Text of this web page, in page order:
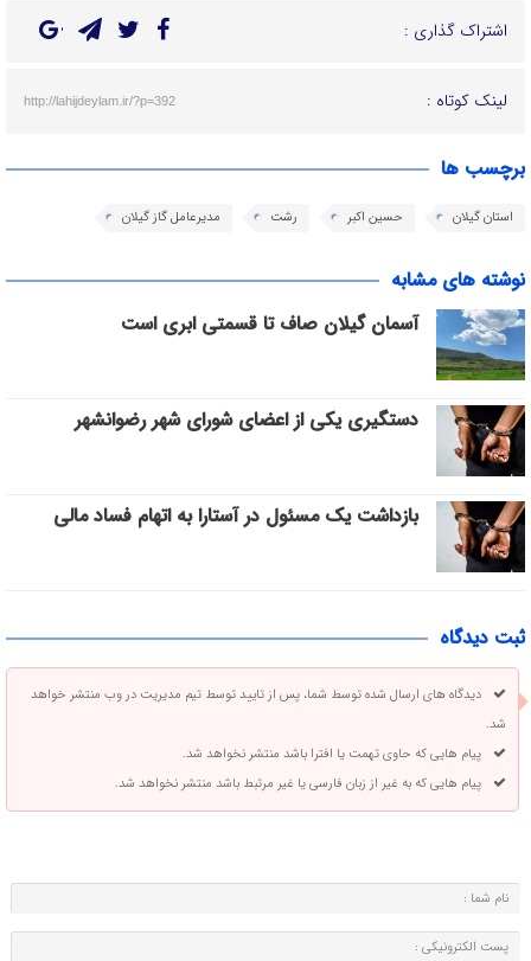
اشتراک گذاری :
لینک کوتاه : http://lahijdeylam.ir/?p=392
برچسب ها
استان گیلان حسین اکبر رشت مدیرعامل گاز گیلان
نوشته های مشابه
آسمان گیلان صاف تا قسمتی ابری است
دستگیری یکی از اعضای شورای شهر رضوانشهر
بازداشت یک مسئول در آستارا به اتهام فساد مالی
ثبت دیدگاه
دیدگاه های ارسال شده توسط شما، پس از تایید توسط تیم مدیریت در وب منتشر خواهد
شد.
پیام هایی که حاوی تهمت یا افترا باشد منتشر نخواهد شد.
پیام هایی که به غیر از زبان فارسی یا غیر مرتبط باشد منتشر نخواهد شد.